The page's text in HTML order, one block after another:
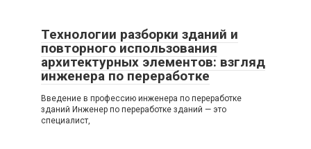
Технологии разборки зданий и
повторного использования
архитектурных элементов: взгляд
инженера по переработке
Введение в профессию инженера по переработке
зданий Инженер по переработке зданий — это
специалист,